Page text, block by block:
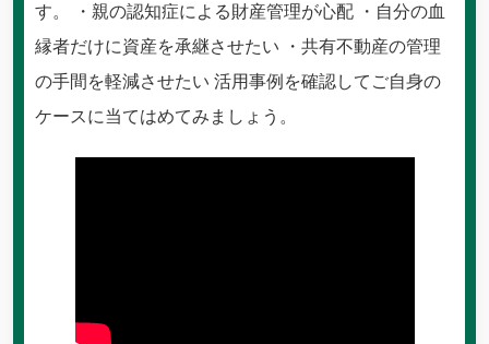
す。 ・親の認知症による財産管理が心配 ・自分の血
縁者だけに資産を承継させたい ・共有不動産の管理
の手間を軽減させたい 活用事例を確認してご自身の
ケースに当てはめてみましょう。